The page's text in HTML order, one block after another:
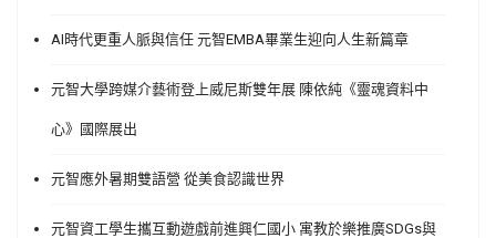
AI時代更重人脈與信任 元智EMBA畢業生迎向人生新篇章
元智大學跨媒介藝術登上威尼斯雙年展 陳依純《靈魂資料中
心》國際展出
元智應外暑期雙語營 從美食認識世界
元智資工學生攜互動遊戲前進興仁國小 寓教於樂推廣SDGs與